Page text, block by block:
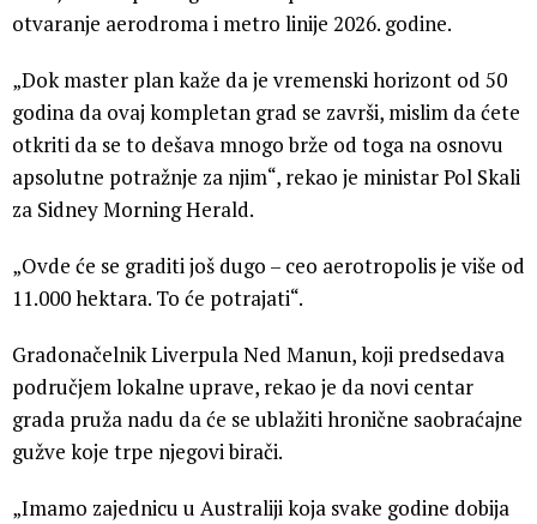
otvaranje aerodroma i metro linije 2026. godine.
„Dok master plan kaže da je vremenski horizont od 50
godina da ovaj kompletan grad se završi, mislim da ćete
otkriti da se to dešava mnogo brže od toga na osnovu
apsolutne potražnje za njim“, rekao je ministar Pol Skali
za Sidney Morning Herald.
„Ovde će se graditi još dugo – ceo aerotropolis je više od
11.000 hektara. To će potrajati“.
Gradonačelnik Liverpula Ned Manun, koji predsedava
područjem lokalne uprave, rekao je da novi centar
grada pruža nadu da će se ublažiti hronične saobraćajne
gužve koje trpe njegovi birači.
„Imamo zajednicu u Australiji koja svake godine dobija